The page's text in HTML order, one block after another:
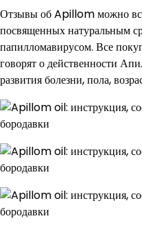
Отзывы об Apillom можно
посвященных натуральным
папилломавирусом. Все
говорят о действенности
развития болезни, пола,